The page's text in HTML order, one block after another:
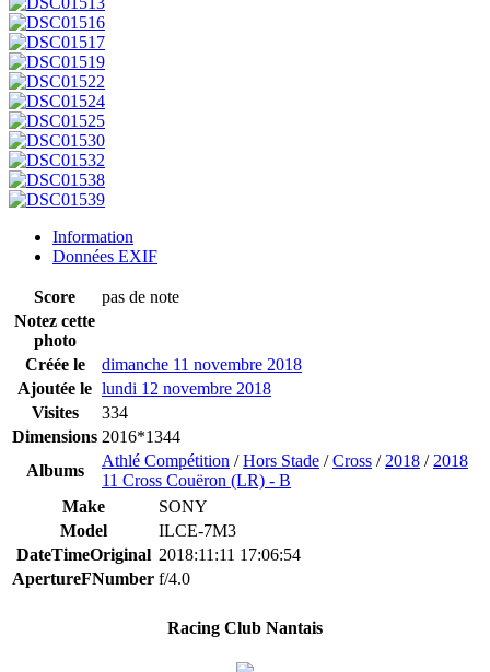
Information
Données EXIF
Score
pas de note
Notez cette
photo
Créée le
dimanche 11 novembre 2018
Ajoutée le lundi 12 novembre 2018
Visites
334
Dimensions 2016*1344
Albums
Athlé Compétition /Hors Stade /Cross / 2018 / 2018
11 Cross Couëron (LR) - B
Make
SONY
Model
ILCE-7M3
DateTimeOriginal 2018:11:11 17:06:54
ApertureFNumber f/4.0
Racing Club Nantais